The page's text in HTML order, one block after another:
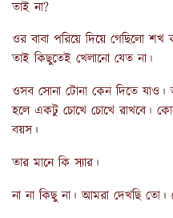
তাই না?
ওর বাবা পরিয়ে দিয়ে গেছিলো
তাই কিছুতেই খেলানো যেত না।
ওসব সোনা টোনা কেন দিতে
হলে একটু চোখে চোখে রাখবে।
বয়স।
তার মানে কি স্যার।
না না কিছু না। আমরা দেখছি